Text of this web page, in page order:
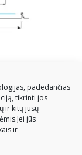
padedančias
tikrinti jos
ir kitų jūsų
jūs
ir